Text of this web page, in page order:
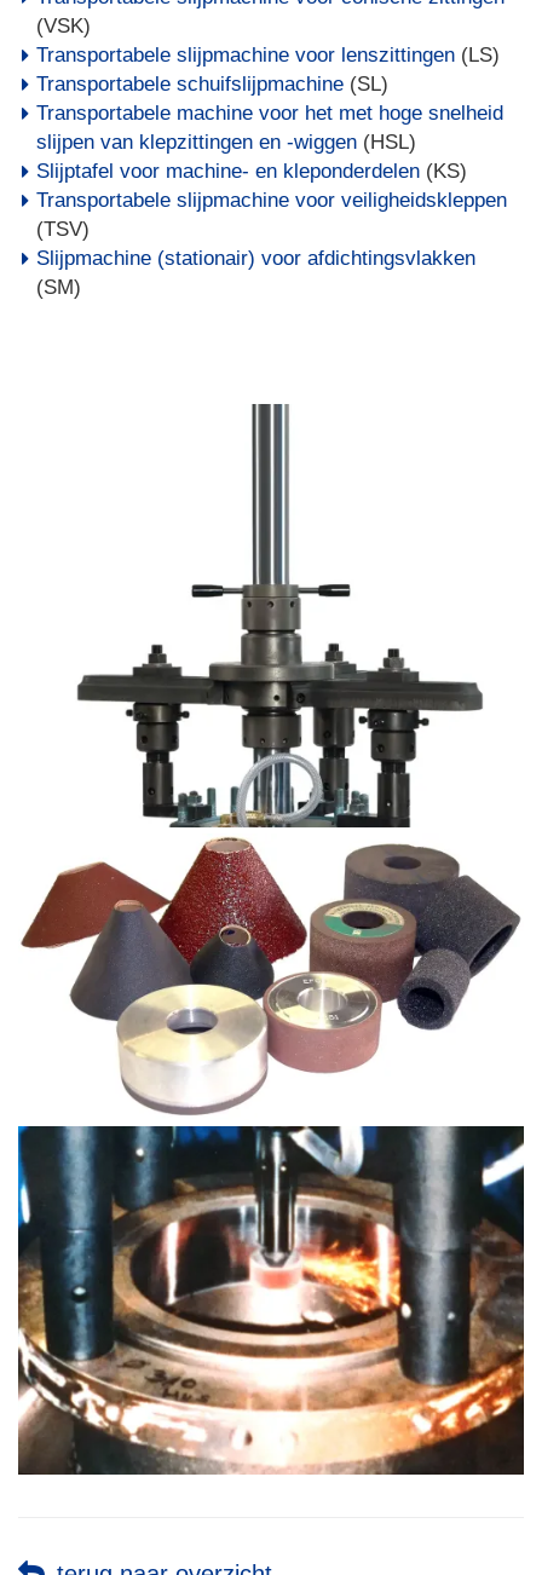
(VSK)
Transportabele slijpmachine voor lenszittingen (LS)
Transportabele schuifslijpmachine (SL)
Transportabele machine voor het met hoge snelheid
slijpen van klepzittingen en -wiggen (HSL)
Slijptafel voor machine- en kleponderdelen (KS)
Transportabele slijpmachine voor veiligheidskleppen
(TSV)
Slijpmachine (stationair) voor afdichtingsvlakken
(SM)